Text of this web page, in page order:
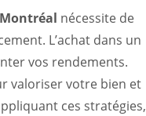
nécessite de
L’achat dans un
vos rendements.
valoriser votre bien et
ces stratégies,